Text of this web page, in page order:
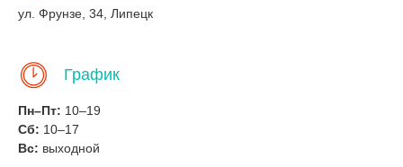
ул. Фрунзе, 34, Липецк
График
Пн–Пт: 10–19
Сб: 10–17
Вс: выходной